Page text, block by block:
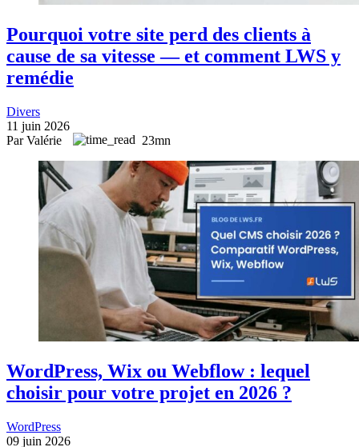
Pourquoi votre site perd des clients à
cause de sa vitesse — et comment LWS y
remédie
Divers
11 juin 2026
Par Valérie
23mn
WordPress, Wix ou Webflow : lequel
choisir pour votre projet en 2026 ?
WordPress
09 juin 2026